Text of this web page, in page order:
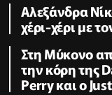
Αλεξάνδρα
χέρι-χέρι με
Στη Μύκονο
την κόρη της
Perry και ο